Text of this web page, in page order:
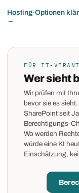
Hosting-Optionen
→
FÜR IT-
Wer sieht
Wir prüfen mit
bevor sie es
SharePoint seit
Berechtigungs-
Wo werden
würde eine KI
Einschätzung,